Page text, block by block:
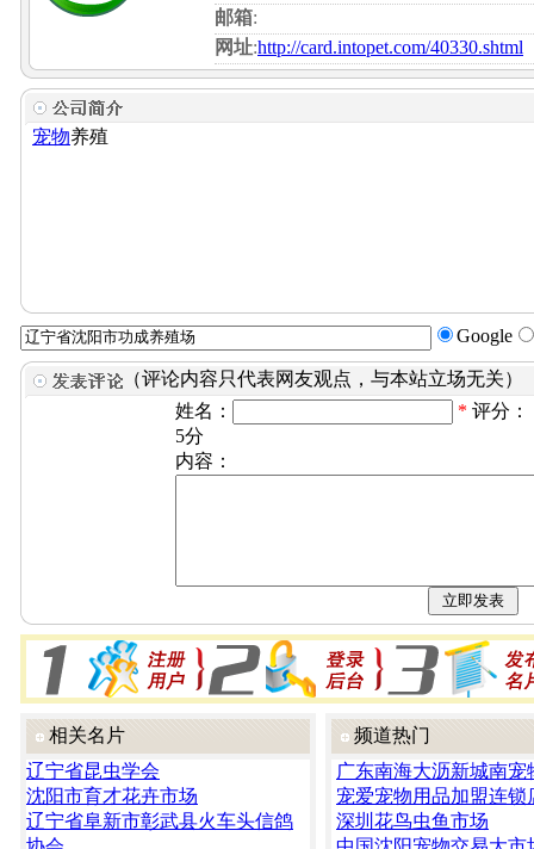
邮箱:
网址:http://card.intopet.com/40330.shtml
宠物养殖
Google
（评论内容只代表网友观点，与本站立场无关）
姓名：
* 评分：
5分
内容：
相关名片
辽宁省昆虫学会
沈阳市育才花卉市场
辽宁省阜新市彰武县火车头信鸽
频道热门
广东南海大沥新城南宠
宠爱宠物用品加盟连锁
深圳花鸟虫鱼市场